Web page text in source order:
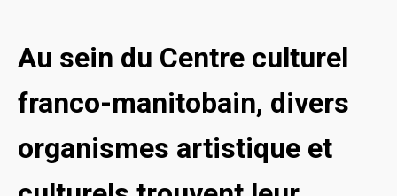
Au sein du Centre culturel
franco-manitobain, divers
organismes artistique et